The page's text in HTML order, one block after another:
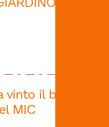
vinto il bando
MIC